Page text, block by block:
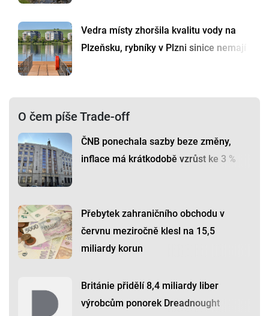
Vedra místy zhoršila kvalitu vody na
Plzeňsku, rybníky v Plzni sinice nemají
O čem píše Trade-off
ČNB ponechala sazby beze změny,
inflace má krátkodobě vzrůst ke 3 %
Přebytek zahraničního obchodu v
červnu meziročně klesl na 15,5
miliardy korun
Británie přidělí 8,4 miliardy liber
výrobcům ponorek Dreadnought